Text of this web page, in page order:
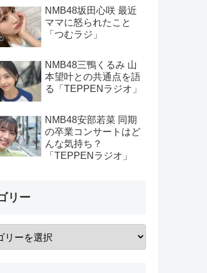
NMB48坂田心咲 最近
ママに怒られたこと
「つむラジ」
NMB48三鴨くるみ 山
本望叶との共通点を語
る「TEPPENラジオ」
NMB48安部若菜 同期
の卒業コンサートはど
んな気持ち？
「TEPPENラジオ」
リー